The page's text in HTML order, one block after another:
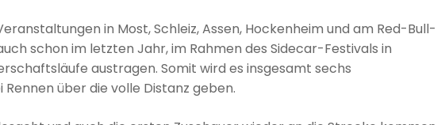
in Most, Schleiz, Assen, Hockenheim und am Red-Bull-
schon im letzten Jahr, im Rahmen des Sidecar-Festivals in
austragen. Somit wird es insgesamt sechs
über die volle Distanz geben.